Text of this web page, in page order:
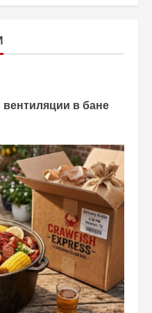
в бане